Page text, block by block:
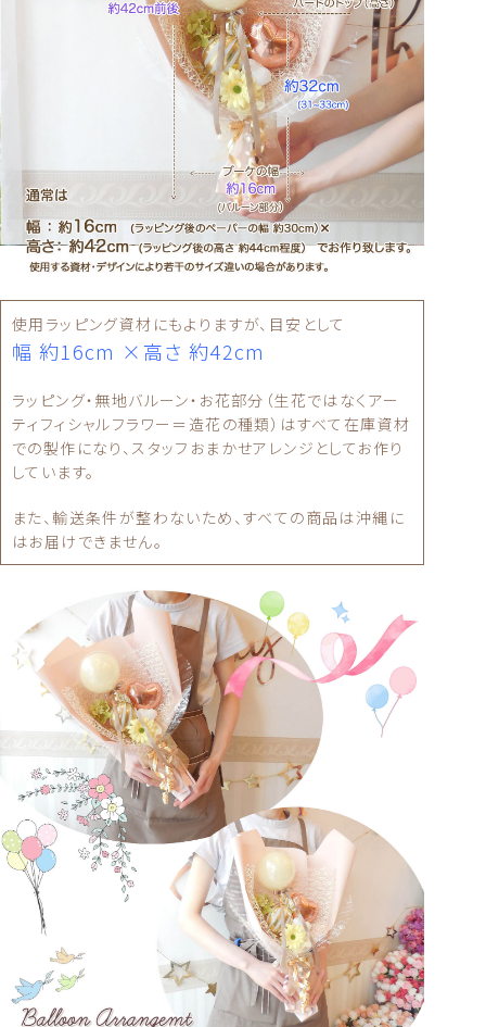
使用ラッピング資材にもよりますが、目安として
幅 約16cm ×高さ 約42cm
ラッピング・無地バルーン・お花部分（生花ではなくアー
ティフィシャルフラワー＝造花の種類）はすべて在庫資材
での製作になり、スタッフおまかせアレンジとしてお作り
しています。
また、輸送条件が整わないため、すべての商品は沖縄に
はお届けできません。